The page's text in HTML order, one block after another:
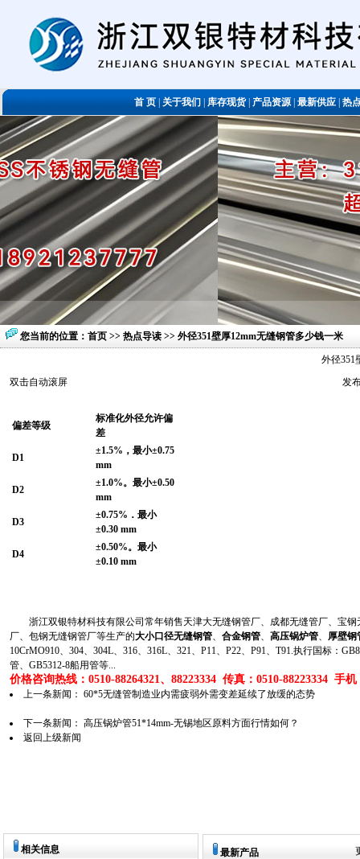
首 页关于我们库存现货|产品资源|最新供应|热
您当前的位置： 首页 >> 热点导读 >> 外径351壁厚12mm无缝钢管多少钱一米
外径351
双击自动滚屏
发
偏差等级
标准化外径允许偏
差
D1
±1.5% ，最小±0.75
mm
D2
±1.0%。最小±0.50
mm
D3
±0.75% ．最小
±0.30 mm
D4
±0.50%。最小
±0.10 mm
浙江双银特材科技有限公司常年销售天津大无缝钢管厂、成都无缝管厂、宝钢
厂、包钢无缝钢管厂等生产的大小口径无缝钢管、 合金钢管、 高压锅炉管、
厚壁钢
10CrMO910、304、304L、316、316L、321、P11、P22、P91、T91.执行国标：
管、GB5312-8船用管等...
价格咨询热线：0510-88264321、88223334 传真：0510-88223334 手机
上一条新闻： 60*5无缝管制造业内需疲弱外需变差延续了放缓的态势
下一条新闻： 高压锅炉管51*14mm-无锡地区原料方面行情如何？
返回上级新闻
相关信息
最新产品